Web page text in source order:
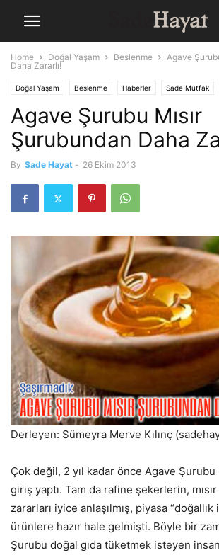
Home Doğal Yaşam Beslenme
Agave
Daha Zararlı!
Doğal Yaşam Beslenme Haberler Sade Mutfak
Sağlık
Agave Şurubu Mısır
Şurubundan Daha
By Sade Hayat - 26 Ekim 2013
Derleyen: Sümeyra Merve Kılınç
Çok değil, 2 yıl kadar önce Agave Şurubu
giriş yaptı. Tam da rafine şekerlerin, mısır
zararları iyice anlaşılmış, piyasa “doğallık
ürünlere hazır hale gelmişti. Böyle bir
Şurubu doğal gıda tüketmek isteyen